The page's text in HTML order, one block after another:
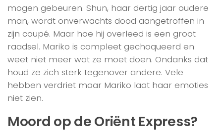
mogen gebeuren. Shun, haar dertig jaar oudere
man, wordt onverwachts dood aangetroffen in
zijn coupé. Maar hoe hij overleed is een groot
raadsel. Mariko is compleet gechoqueerd en
weet niet meer wat ze moet doen. Ondanks dat
houd ze zich sterk tegenover andere. Vele
hebben verdriet maar Mariko laat haar emoties
niet zien.
Moord op de Oriënt Express?